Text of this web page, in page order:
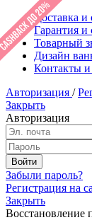
Доставка и
Гарантия и
Товарный
Дизайн
Контакты и
Авторизация /
Закрыть
Авторизация
Забыли пароль?
Регистрация на
Закрыть
Восстановление